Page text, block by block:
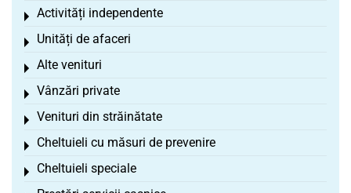
Activități independente
Toggle menu
Unități de afaceri
Toggle menu
Alte venituri
Toggle menu
Vânzări private
Toggle menu
Venituri din străinătate
Toggle menu
Cheltuieli cu măsuri de prevenire
Toggle menu
Cheltuieli speciale
Toggle menu